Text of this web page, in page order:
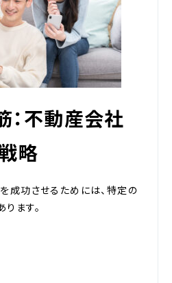
：不動産会社
略
成功させるためには、特定の
ます。